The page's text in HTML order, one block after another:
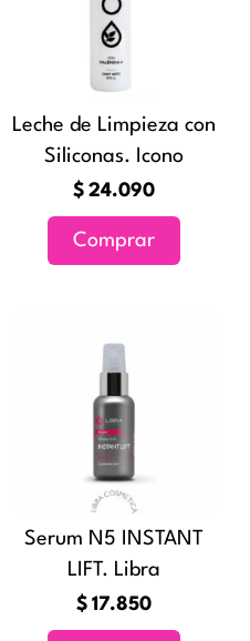
Leche de Limpieza con
Siliconas. Icono
$ 24.090
Comprar
Serum N5 INSTANT
LIFT. Libra
$ 17.850